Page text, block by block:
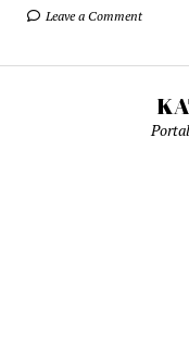
Leave a Comment